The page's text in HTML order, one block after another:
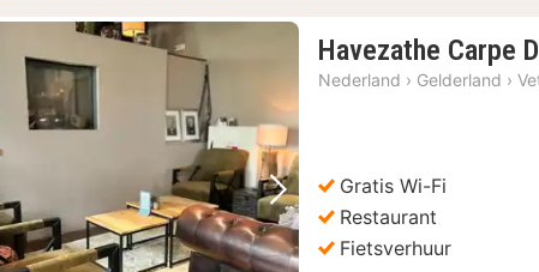
Vorige foto Volgende foto
Havezathe Carpe
Nederland › Gelderland ›
Gratis Wi-Fi
Restaurant
Fietsverhuur